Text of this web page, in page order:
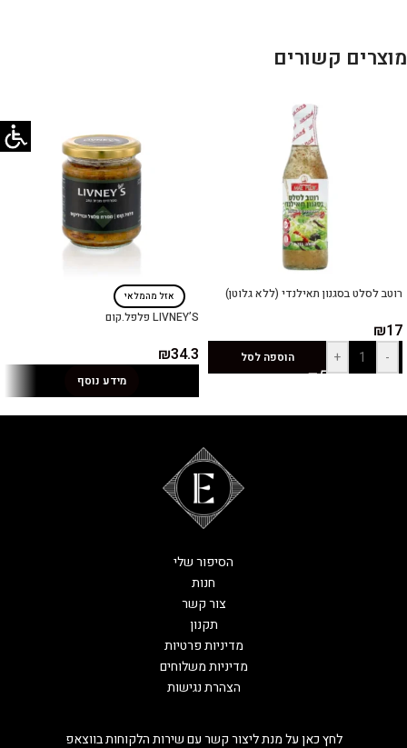
מוצרים קשורים
רוטב לסלט בסגנון תאילנדי (ללא גלוטן)
₪17
-
+ הוספה לסל
אזל מהמלאי
LIVNEY’S פלפל.קום
₪34.3
מידע נוסף
לחץ כאן על מנת ליצור קשר עם שירות הלקוחות בווצאפ
הסיפור שלי
חנות
צור קשר
תקנון
מדיניות פרטיות
מדיניות משלוחים
הצהרת נגישות